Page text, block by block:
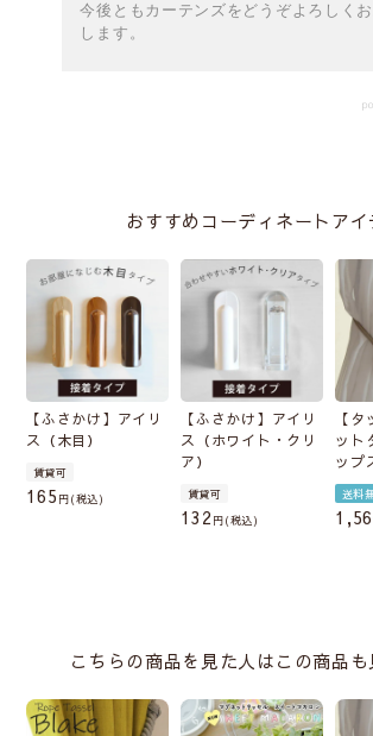
今後ともカーテンズをどうぞよろしく
します。
おすすめコーディネートアイ
【ふさかけ】アイリ
ス（木目）
賃貸可
165 税込
【ふさかけ】アイリ
ス（ホワイト・クリ
ア）
賃貸可
132 税込
【
ット
ップ
送料
こちらの商品を見た人はこの商品